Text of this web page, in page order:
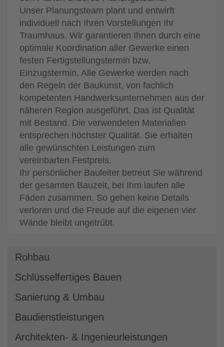
Unser Planungsteam plant und entwirft
individuell nach Ihren Vorstellungen Ihr
Traumhaus. Wir garantieren Ihnen durch eine
optimale Koordination aller Gewerke einen
festen Fertigstellungstermin bzw.
Einzugstermin. Alle Gewerke werden nach
den Regeln der Baukunst, von fachlich
kompetenten Handwerksunternehmen aus der
näheren Region ausgeführt. Das ist Qualität
mit Bestand. Die verwendeten Materialien
entsprechen höchster Qualität. Sie erhalten
alle gewünschten Leistungen zum
vereinbarten Festpreis.
Ihr persönlicher Bauleiter betreut Sie während
der gesamten Bauzeit, bei Ihm laufen alle
Fäden zusammen. So gehen keine Details
verloren und die Freude auf die eigenen vier
Wände bleibt ungetrübt.
Rohbau
Schlüsselfertiges Bauen
Sanierung & Umbau
Baudienstleistungen
Architekten- & Ingenieurleistungen